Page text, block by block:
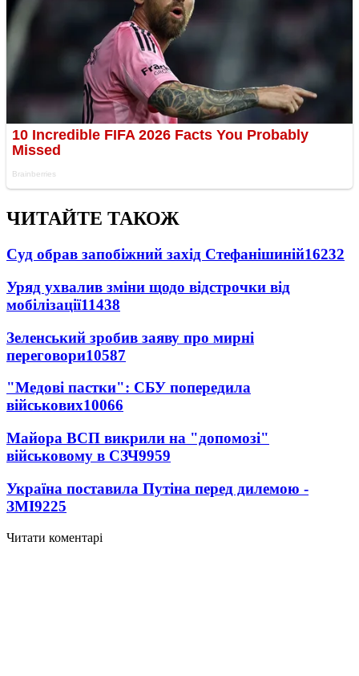
ЧИТАЙТЕ ТАКОЖ
Суд обрав запобіжний захід Стефанішиній16232
Уряд ухвалив зміни щодо відстрочки від
мобілізації11438
Зеленський зробив заяву про мирні
переговори10587
"Медові пастки": СБУ попередила
військових10066
Майора ВСП викрили на "допомозі"
військовому в СЗЧ9959
Україна поставила Путіна перед дилемою -
ЗМІ9225
Читати коментарі